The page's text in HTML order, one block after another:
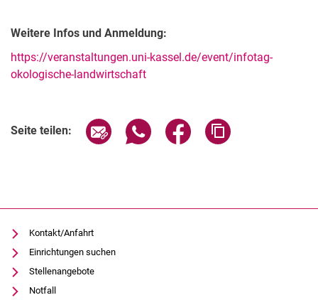
Weitere Infos und Anmeldung:
https://veranstaltungen.uni-kassel.de/event/infotag-
okologische-landwirtschaft
Seite teilen: Seite über E-Mail teilen
Seite über WhatsApp teilen
Seite über Facebook
Kontakt/Anfahrt
Einrichtungen suchen
Stellenangebote
Notfall